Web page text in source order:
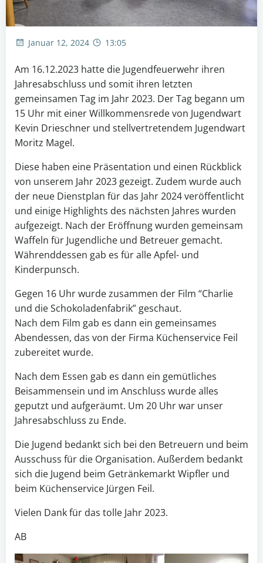
Januar 12, 2024 13:05
Am 16.12.2023 hatte die Jugendfeuerwehr ihren
Jahresabschluss und somit ihren letzten
gemeinsamen Tag im Jahr 2023. Der Tag begann um
15 Uhr mit einer Willkommensrede von Jugendwart
Kevin Drieschner und stellvertretendem Jugendwart
Moritz Magel.
Diese haben eine Präsentation und einen Rückblick
von unserem Jahr 2023 gezeigt. Zudem wurde auch
der neue Dienstplan für das Jahr 2024 veröffentlicht
und einige Highlights des nächsten Jahres wurden
aufgezeigt. Nach der Eröffnung wurden gemeinsam
Waffeln für Jugendliche und Betreuer gemacht.
Währenddessen gab es für alle Apfel- und
Kinderpunsch.
Gegen 16 Uhr wurde zusammen der Film “Charlie
und die Schokoladenfabrik” geschaut.
Nach dem Film gab es dann ein gemeinsames
Abendessen, das von der Firma Küchenservice Feil
zubereitet wurde.
Nach dem Essen gab es dann ein gemütliches
Beisammensein und im Anschluss wurde alles
geputzt und aufgeräumt. Um 20 Uhr war unser
Jahresabschluss zu Ende.
Die Jugend bedankt sich bei den Betreuern und beim
Ausschuss für die Organisation. Außerdem bedankt
sich die Jugend beim Getränkemarkt Wipfler und
beim Küchenservice Jürgen Feil.
Vielen Dank für das tolle Jahr 2023.
AB